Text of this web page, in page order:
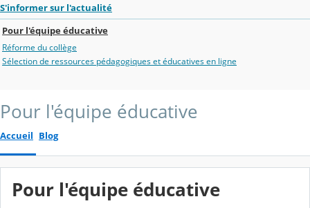
S'informer sur l'actualité
Pour l'équipe éducative
Réforme du collège
Sélection de ressources pédagogiques et éducatives en ligne
Pour l'équipe éducative
Accueil Blog
Pour l'équipe éducative